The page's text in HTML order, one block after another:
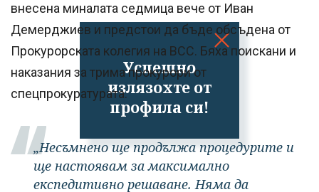
Успешно
излязохте от
профила си!
внесена миналата седмица вече от Иван
Демерджиев и предстои да бъде обсъдена от
Прокурорската колегия на ВСС. Бяха поискани и
наказания за трима прокурори от
спецпрокуратурата.
„Несъмнено ще продължа процедурите и
ще настоявам за максимално
експедитивно решаване. Няма да